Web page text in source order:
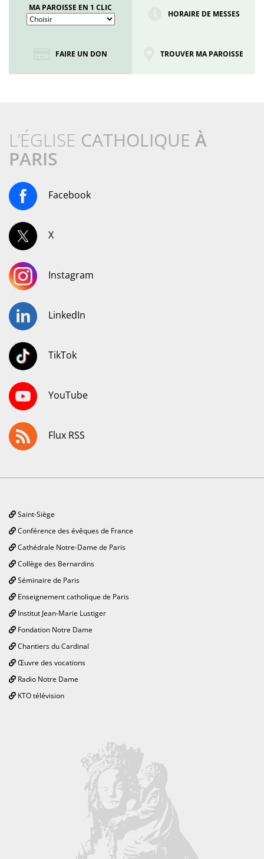
MA PAROISSE EN 1 CLIC
HORAIRE DE MESSES
FAIRE UN DON TROUVER MA PAROISSE
L’ÉGLISE CATHOLIQUE À
PARIS
Facebook
X
Instagram
LinkedIn
TikTok
YouTube
Flux RSS
Saint-Siège
Conférence des évêques de France
Cathédrale Notre-Dame de Paris
Collège des Bernardins
Séminaire de Paris
Enseignement catholique de Paris
Institut Jean-Marie Lustiger
Fondation Notre Dame
Chantiers du Cardinal
Œuvre des vocations
Radio Notre Dame
KTO télévision